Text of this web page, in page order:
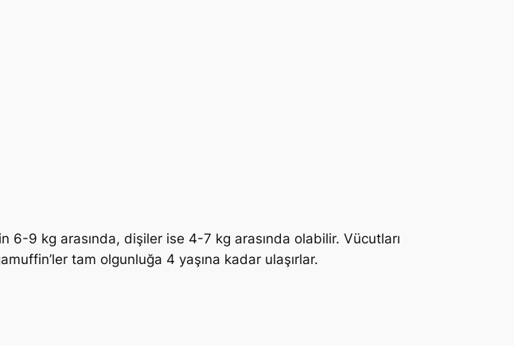
9 kg arasında, dişiler ise 4-7 kg arasında olabilir. Vücutları
tam olgunluğa 4 yaşına kadar ulaşırlar.